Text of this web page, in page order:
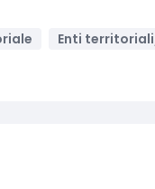
Enti